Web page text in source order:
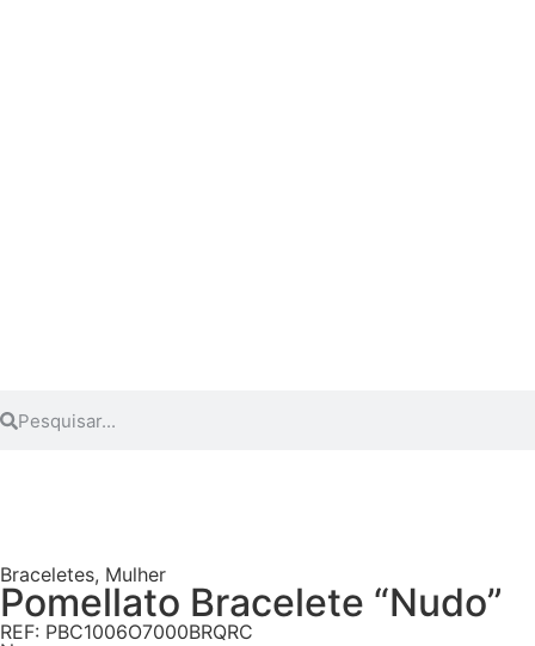
Braceletes, Mulher
Pomellato Bracelete “Nudo”
REF: PBC1006O7000BRQRC